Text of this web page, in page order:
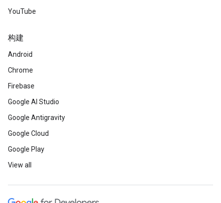
YouTube
构建
Android
Chrome
Firebase
Google AI Studio
Google Antigravity
Google Cloud
Google Play
View all